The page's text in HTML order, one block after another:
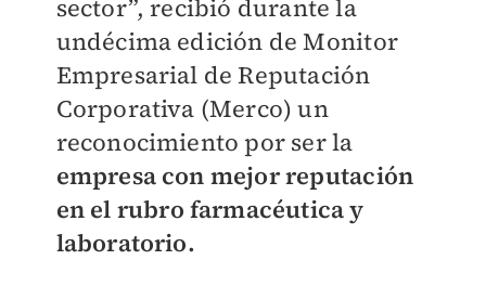
sector”, recibió durante la
undécima edición de Monitor
Empresarial de Reputación
Corporativa (Merco) un
reconocimiento por ser la
empresa con mejor reputación
en el rubro farmacéutica y
laboratorio.